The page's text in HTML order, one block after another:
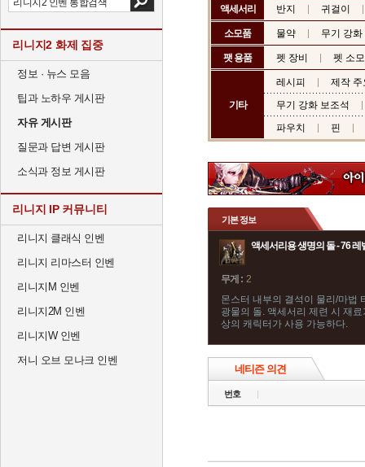
리니지2 화제 집중
정보 · 뉴스 모음
팁과 노하우 게시판
자유 게시판
질문과 답변 게시판
소식과 정보 게시판
리니지 IP 커뮤니티
리니지 클래식 인벤
리니지 리마스터 인벤
리니지M 인벤
리니지2M 인벤
리니지W 인벤
저니 오브 모나크 인벤
액세서리 반지 귀걸이
소모품 물약 무기 강
팻 용품 펫 장비 펫 소
기타
레시피
제작 주
무기 강화 보조석
파우치
핀
기본 정보
액세서리용 생명의 돌 - 76 레
무게 : 2
몬스터 내부의 결석이 물리/마법
광물의 돌. 액세서리 제련 시 재
상의 캐릭터가 사용 가능하다.
네티즌 의견
번호